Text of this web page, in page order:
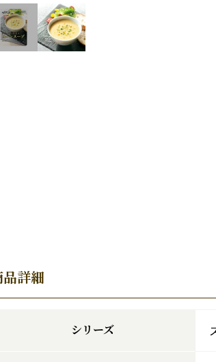
詳細
シリーズ